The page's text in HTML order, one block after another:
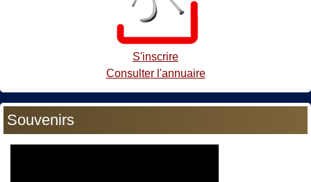
S'inscrire
Consulter l'annuaire
Souvenirs